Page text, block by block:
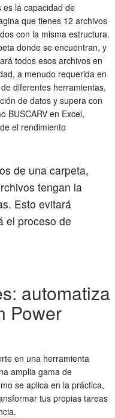
es la capacidad de
que tienes 12 archivos
con la misma estructura.
donde se encuentran, y
todos esos archivos en
a menudo requerida en
diferentes herramientas,
de datos y supera con
BUSCARV en Excel,
el rendimiento
de una carpeta,
tengan la
Esto evitará
el proceso de
automatiza
Power
en una herramienta
amplia gama de
se aplica en la práctica,
tus propias tareas